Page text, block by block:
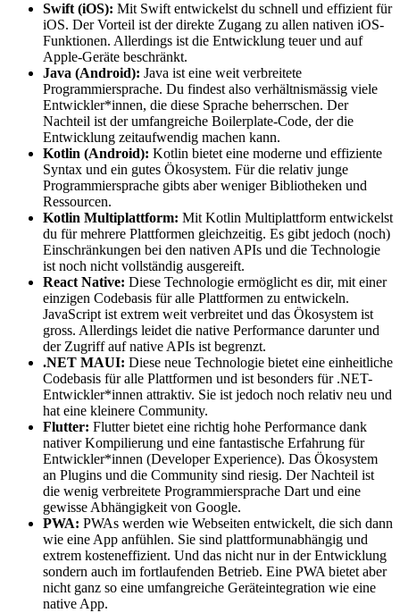
Swift (iOS): Mit Swift entwickelst du schnell und effizient für
iOS. Der Vorteil ist der direkte Zugang zu allen nativen iOS-
Funktionen. Allerdings ist die Entwicklung teuer und auf
Apple-Geräte beschränkt.
Java (Android): Java ist eine weit verbreitete
Programmiersprache. Du findest also verhältnismässig viele
Entwickler*innen, die diese Sprache beherrschen. Der
Nachteil ist der umfangreiche Boilerplate-Code, der die
Entwicklung zeitaufwendig machen kann.
Kotlin (Android): Kotlin bietet eine moderne und effiziente
Syntax und ein gutes Ökosystem. Für die relativ junge
Programmiersprache gibts aber weniger Bibliotheken und
Ressourcen.
Kotlin Multiplattform: Mit Kotlin Multiplattform entwickelst
du für mehrere Plattformen gleichzeitig. Es gibt jedoch (noch)
Einschränkungen bei den nativen APIs und die Technologie
ist noch nicht vollständig ausgereift.
React Native: Diese Technologie ermöglicht es dir, mit einer
einzigen Codebasis für alle Plattformen zu entwickeln.
JavaScript ist extrem weit verbreitet und das Ökosystem ist
gross. Allerdings leidet die native Performance darunter und
der Zugriff auf native APIs ist begrenzt.
.NET MAUI: Diese neue Technologie bietet eine einheitliche
Codebasis für alle Plattformen und ist besonders für .NET-
Entwickler*innen attraktiv. Sie ist jedoch noch relativ neu und
hat eine kleinere Community.
Flutter: Flutter bietet eine richtig hohe Performance dank
nativer Kompilierung und eine fantastische Erfahrung für
Entwickler*innen (Developer Experience). Das Ökosystem
an Plugins und die Community sind riesig. Der Nachteil ist
die wenig verbreitete Programmiersprache Dart und eine
gewisse Abhängigkeit von Google.
PWA: PWAs werden wie Webseiten entwickelt, die sich dann
wie eine App anfühlen. Sie sind plattformunabhängig und
extrem kosteneffizient. Und das nicht nur in der Entwicklung
sondern auch im fortlaufenden Betrieb. Eine PWA bietet aber
nicht ganz so eine umfangreiche Geräteintegration wie eine
native App.